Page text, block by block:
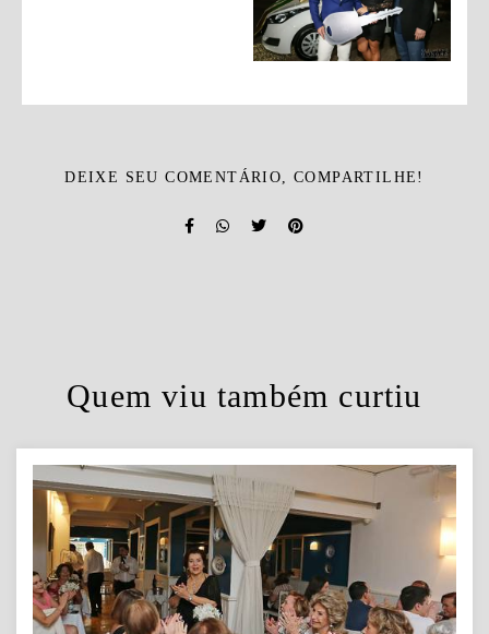
DEIXE SEU COMENTÁRIO, COMPARTILHE!
Quem viu também curtiu